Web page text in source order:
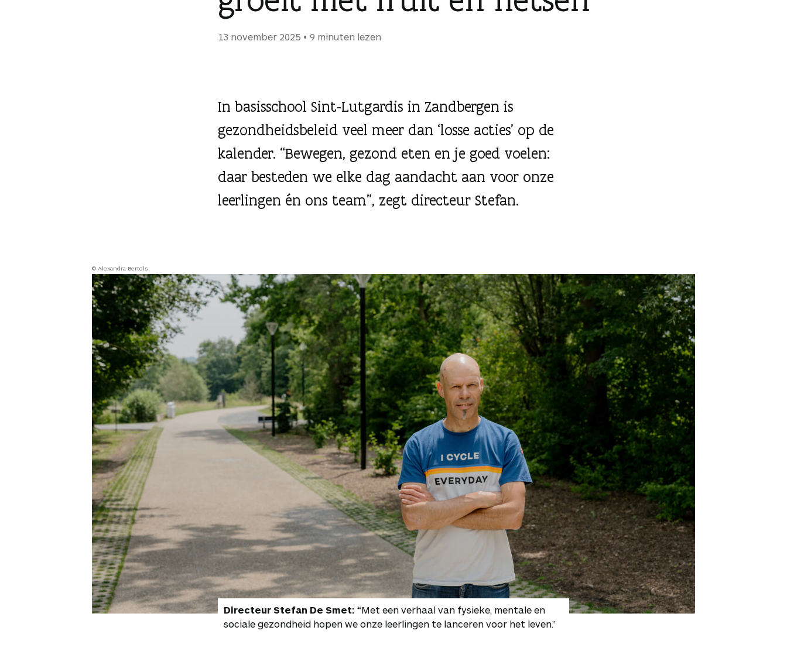
13 november 2025 9 minuten lezen
In basisschool Sint-Lutgardis in Zandbergen is
gezondheidsbeleid veel meer dan ‘losse acties’ op de
kalender. “Bewegen, gezond eten en je goed voelen:
daar besteden we elke dag aandacht aan voor onze
leerlingen én ons team”, zegt directeur Stefan.
© Alexandra Bertels
Directeur Stefan De Smet: “Met een verhaal van fysieke, mentale en
sociale gezondheid hopen we onze leerlingen te lanceren voor het leven.”